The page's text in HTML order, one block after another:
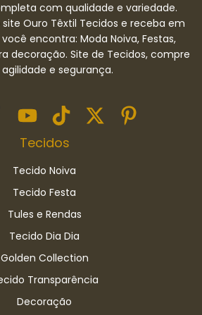
com qualidade e variedade.
Ouro Têxtil Tecidos e receba em
encontra: Moda Noiva, Festas,
decoração. Site de Tecidos, compre
e segurança.
Tecidos
Tecido Noiva
Tecido Festa
Tules e Rendas
Tecido Dia Dia
Golden Collection
Transparência
Decoração